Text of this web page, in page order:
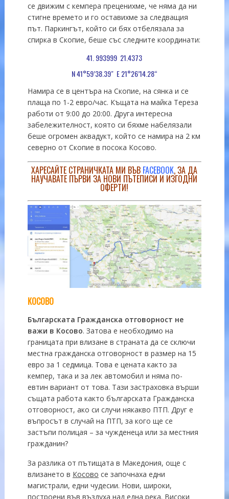
се движим с кемпера преценихме, че няма да ни
стигне времето и го оставихме за следващия
път. Паркингът, който си бях отбелязала за
спирка в Скопие, беше със следните координати:
41. 993999 21.4373
N 41°59’38.39″ E 21°26’14.28“
Намира се в центъра на Скопие, на сянка и се
плаща по 1-2 евро/час. Къщата на майка Тереза
работи от 9:00 до 20:00. Друга интересна
забележителност, която си бяхме набелязали
беше огромен аквадукт, който се намира на 2 км
северно от Скопие в посока Косово.
ХАРЕСАЙТЕ СТРАНИЧКАТА МИ ВЪВ FACEBOOK, ЗА ДА
НАУЧАВАТЕ ПЪРВИ ЗА НОВИ ПЪТЕПИСИ И ИЗГОДНИ
ОФЕРТИ!
КОСОВО
Българската Гражданска отговорност не
важи в Косово. Затова е необходимо на
границата при влизане в страната да се сключи
местна гражданска отговорност в размер на 15
евро за 1 седмица. Това е цената както за
кемпер, така и за лек автомобил и няма по-
евтин вариант от това. Тази застраховка върши
същата работа както българската Гражданска
отговорност, ако си случи някакво ПТП. Друг е
въпросът в случай на ПТП, за кого ще се
застъпи полицая – за чужденеца или за местния
гражданин?
За разлика от пътищата в Македония, още с
влизането в Косово се започнаха едни
магистрали, едни чудесии. Нови, широки,
построени във въздуха над една река. Високи